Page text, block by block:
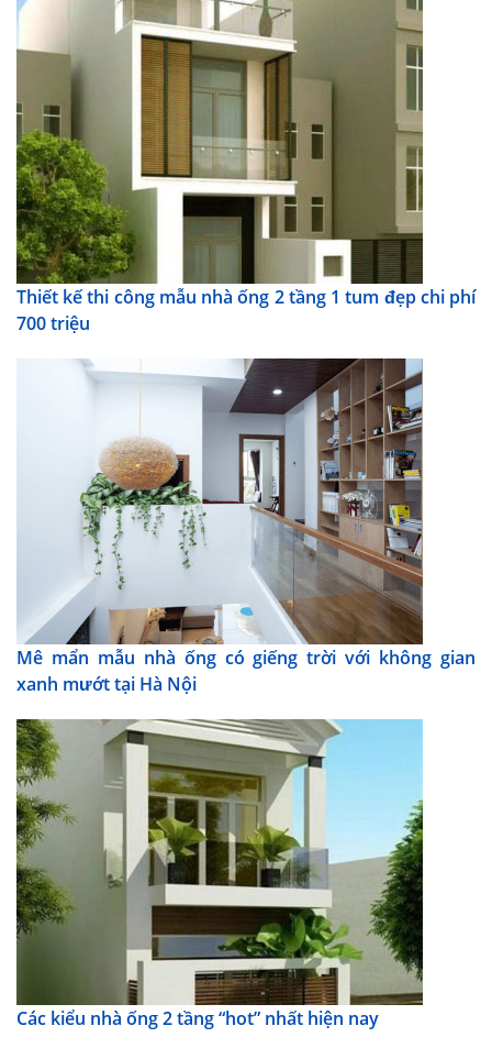
Thiết kế thi công mẫu nhà ống 2 tầng 1 tum đẹp chi phí
700 triệu
Mê mẩn mẫu nhà ống có giếng trời với không gian
xanh mướt tại Hà Nội
Các kiểu nhà ống 2 tầng “hot” nhất hiện nay